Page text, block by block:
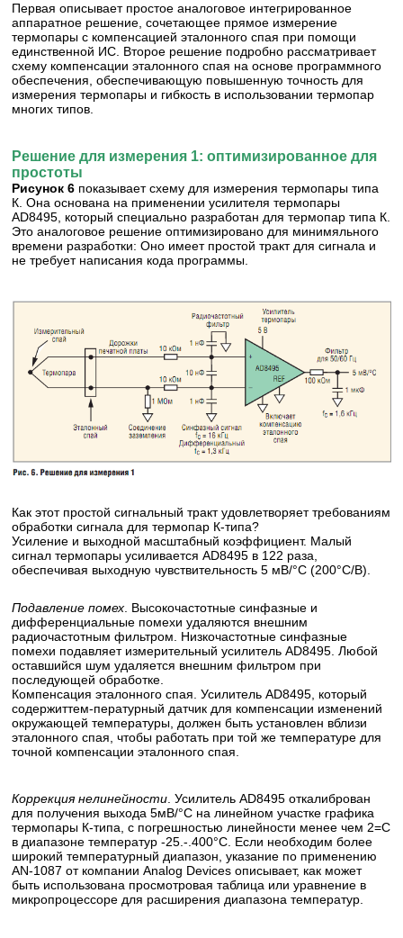
Первая описывает простое аналоговое интегрированное
аппаратное решение, сочетающее прямое измерение
термопары с компенсацией эталонного спая при помощи
единственной ИС. Второе решение подробно рассматривает
схему компенсации эталонного спая на основе программного
обеспечения, обеспечивающую повышенную точность для
измерения термопары и гибкость в использовании термопар
многих типов.
Решение для измерения 1: оптимизированное для
простоты
Рисунок 6 показывает схему для измерения термопары типа
К. Она основана на применении усилителя термопары
AD8495, который специально разработан для термопар типа К.
Это аналоговое решение оптимизировано для минимяльного
времени разработки: Оно имеет простой тракт для сигнала и
не требует написания кода программы.
Как этот простой сигнальный тракт удовлетворяет требованиям
обработки сигнала для термопар К-типа?
Усиление и выходной масштабный коэффициент. Малый
сигнал термопары усиливается AD8495 в 122 раза,
обеспечивая выходную чувствительность 5 мВ/°С (200°С/В).
Подавление помех. Высокочастотные синфазные и
дифференциальные помехи удаляются внешним
радиочастотным фильтром. Низкочастотные синфазные
помехи подавляет измерительный усилитель AD8495. Любой
оставшийся шум удаляется внешним фильтром при
последующей обработке.
Компенсация эталонного спая. Усилитель AD8495, который
содержиттем-пературный датчик для компенсации изменений
окружающей температуры, должен быть установлен вблизи
эталонного спая, чтобы работать при той же температуре для
точной компенсации эталонного спая.
Коррекция нелинейности. Усилитель AD8495 откалиброван
для получения выхода 5мВ/°С на линейном участке графика
термопары К-типа, с погрешностью линейности менее чем 2=С
в диапазоне температур -25.-.400°С. Если необходим более
широкий температурный диапазон, указание по применению
AN-1087 от компании Analog Devices описывает, как может
быть использована просмотровая таблица или уравнение в
микропроцессоре для расширения диапазона температур.